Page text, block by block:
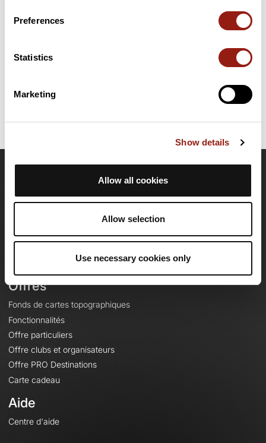
Preferences
Statistics
Marketing
Show details
Allow all cookies
Allow selection
Use necessary cookies only
620m. Prévoyez environ 4 heures et 28 secondes pour réaliser
Equipe
Offres
Fonds de cartes topographiques
Fonctionnalités
Offre particuliers
Offre clubs et organisateurs
Offre PRO Destinations
Carte cadeau
Aide
Centre d'aide